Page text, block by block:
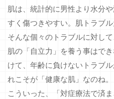
肌は、統計的に男性より水分
すく傷つきやすい。肌トラブル
そんな個々のトラブルに対し
肌の「自立力」を養う事はで
けて、年齢に負けないトラブ
れこそが「健康な肌」なのね。
こういった、「対症療法で済